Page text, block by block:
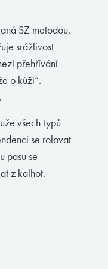
SZ metodou,
srážlivost
přehřívání
o kůži“.
všech typů
se rolovat
pasu se
z kalhot.